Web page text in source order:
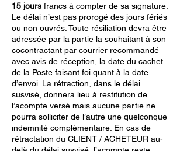
15 jours francs à compter de sa signature.
Le délai n’est pas prorogé des jours fériés
ou non ouvrés. Toute résiliation devra être
adressée par la partie la souhaitant à son
cocontractant par courrier recommandé
avec avis de réception, la date du cachet
de la Poste faisant foi quant à la date
d’envoi. La rétraction, dans le délai
susvisé, donnera lieu à restitution de
l’acompte versé mais aucune partie ne
pourra solliciter de l’autre une quelconque
indemnité complémentaire. En cas de
rétractation du CLIENT / ACHETEUR au-